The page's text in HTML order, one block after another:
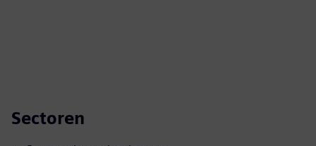
Sectoren